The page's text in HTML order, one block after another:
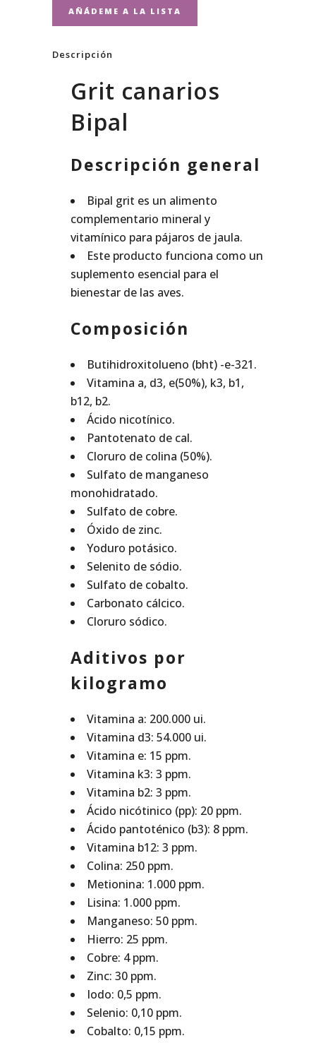
Descripción
Grit canarios
Bipal
Descripción general
Bipal grit es un alimento
complementario mineral y
vitamínico para pájaros de jaula.
Este producto funciona como un
suplemento esencial para el
bienestar de las aves.
Composición
Butihidroxitolueno (bht) -e-321.
Vitamina a, d3, e(50%), k3, b1,
b12, b2.
Ácido nicotínico.
Pantotenato de cal.
Cloruro de colina (50%).
Sulfato de manganeso
monohidratado.
Sulfato de cobre.
Óxido de zinc.
Yoduro potásico.
Selenito de sódio.
Sulfato de cobalto.
Carbonato cálcico.
Cloruro sódico.
Aditivos por
kilogramo
Vitamina a: 200.000 ui.
Vitamina d3: 54.000 ui.
Vitamina e: 15 ppm.
Vitamina k3: 3 ppm.
Vitamina b2: 3 ppm.
Ácido nicótinico (pp): 20 ppm.
Ácido pantoténico (b3): 8 ppm.
Vitamina b12: 3 ppm.
Colina: 250 ppm.
Metionina: 1.000 ppm.
Lisina: 1.000 ppm.
Manganeso: 50 ppm.
Hierro: 25 ppm.
Cobre: 4 ppm.
Zinc: 30 ppm.
Iodo: 0,5 ppm.
Selenio: 0,10 ppm.
Cobalto: 0,15 ppm.